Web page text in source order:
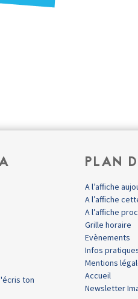
ton
PLAN
A l’affiche
A l’affiche
A l’affiche
Grille horaire
Evènements
Infos
Mentions
Accueil
Newsletter